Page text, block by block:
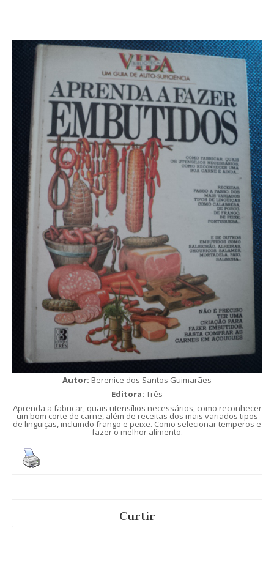
Autor: Berenice dos Santos Guimarães
Editora: Três
Aprenda a fabricar, quais utensílios necessários, como reconhecer
um bom corte de carne, além de receitas dos mais variados tipos
de linguiças, incluindo frango e peixe. Como selecionar temperos e
fazer o melhor alimento.
Curtir
.